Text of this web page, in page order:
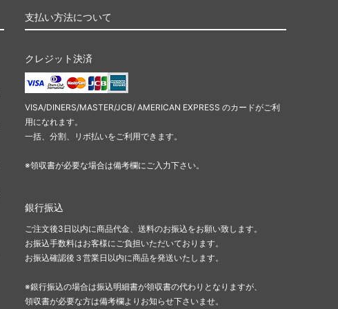
支払い方法について
クレジット決済
VISA/DINERS/MASTER/JCB/ AMERICAN EXPRESS のカードがご利
用になれます。
一括、分割、リボ払いをご利用できます。
※領収書が必要な場合は備考欄にご入力下さい。
銀行振込
ご注文後3日以内に商品代金、送料のお振込をお願い致します。
お振込手数料はお客様にご負担いただいております。
お振込確認後３営業日以内に商品を発送いたします。
※銀行振込の場合は振込明細書が領収書の代わりとなりますが、
領収書が必要な方は備考欄よりお知らせ下さいませ。